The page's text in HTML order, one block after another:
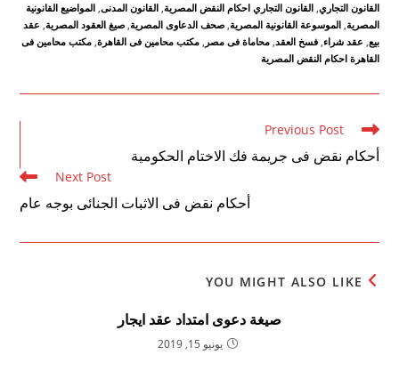
القانون التجاري, القانون التجاري احكام النقض المصرية, القانون المدنى, المواضيع القانونية
المصرية, الموسوعة القانونية المصرية, صحف الدعاوى المصرية, صيغ العقود المصرية, عقد
بيع, عقد شراء, فسخ العقد, محاماة فى مصر , مكتب محامين فى القاهرة, مكتب محامين فى
القاهرة احكام النقض المصرية
Read
more
articles
Previous Post
أحكام نقض فى جريمة فك الاختام الحكومية
Next Post
أحكام نقض فى الاثبات الجنائى بوجه عام
YOU MIGHT ALSO LIKE
صيغة دعوى امتداد عقد ايجار
يونيو 15, 2019